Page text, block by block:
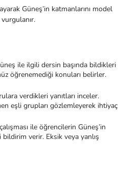
Güneş’in katmanlarını model
ile ilgili dersin başında bildikleri
öğrenemediği konuları belirler.
verdikleri yanıtları inceler.
eşli grupları gözlemleyerek ihtiyaç
ile öğrencilerin Güneş’in
verir. Eksik veya yanlış